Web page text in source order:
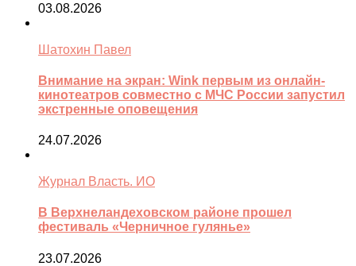
03.08.2026
Шатохин Павел
Внимание на экран: Wink первым из онлайн-
кинотеатров совместно с МЧС России запустил
экстренные оповещения
24.07.2026
Журнал Власть. ИО
В Верхнеландеховском районе прошел
фестиваль «Черничное гулянье»
23.07.2026